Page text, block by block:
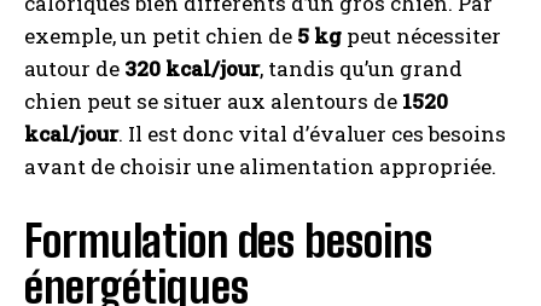
exemple, un petit chien de 5 kg peut nécessiter
autour de 320 kcal/jour, tandis qu’un grand
chien peut se situer aux alentours de 1520
kcal/jour. Il est donc vital d’évaluer ces besoins
avant de choisir une alimentation appropriée.
Formulation des besoins
énergétiques